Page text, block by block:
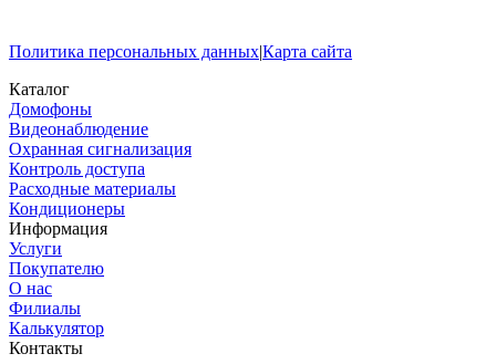
Политика персональных данных|Карта сайта
Каталог
Домофоны
Видеонаблюдение
Охранная сигнализация
Контроль доступа
Расходные материалы
Кондиционеры
Информация
Услуги
Покупателю
О нас
Филиалы
Калькулятор
Контакты